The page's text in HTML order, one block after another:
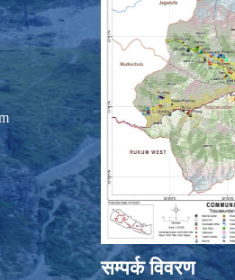
सम्पर्क विवरण